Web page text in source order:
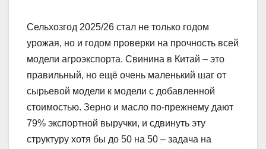
Сельхозгод 2025/26 стал не только годом
урожая, но и годом проверки на прочность всей
модели агроэкспорта. Свинина в Китай – это
правильный, но ещё очень маленький шаг от
сырьевой модели к модели с добавленной
стоимостью. Зерно и масло по-прежнему дают
79% экспортной выручки, и сдвинуть эту
структуру хотя бы до 50 на 50 – задача на